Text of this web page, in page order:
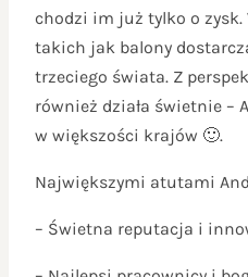
chodzi im już tylko o
takich jak balony
trzeciego świata. Z
również działa świetnie –
w większości krajów 🙂.
Największymi atutami
– Świetna reputacja i